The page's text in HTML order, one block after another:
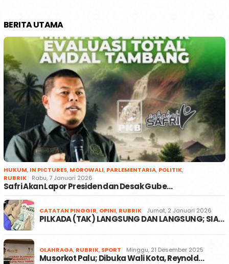
BERITA UTAMA
HUKUM, IN PICTURES, MOROWALI, PARLEMENTARIA, POLITIK,
RUBRIK
Rabu, 7 Januari 2026
Safri Akan Lapor Presiden dan Desak Gube…
CATATAN PINGGIR, OPINI, RUBRIK Jumat, 2 Januari 2026
PILKADA (TAK) LANGSUNG DAN LANGSUNG; SIA…
OLAHRAGA, RUBRIK, SPORT Minggu, 21 Desember 2025
Musorkot Palu; Dibuka Wali Kota, Reynold…